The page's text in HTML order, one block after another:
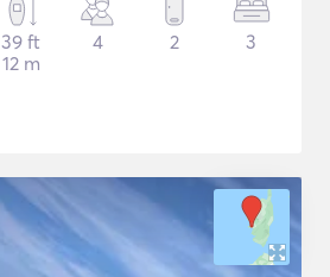
39 ft
12 m
4 2 3